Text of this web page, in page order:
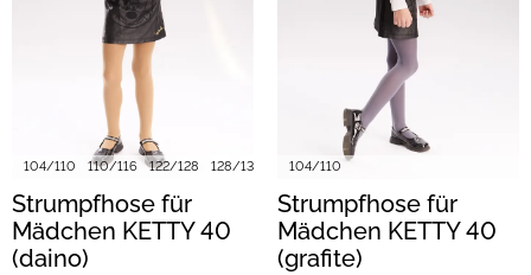
104/110 110/116 122/128 128/134
Strumpfhose für
Mädchen KETTY 40
(daino)
104/110
Strumpfhose für
Mädchen KETTY 40
(grafite)